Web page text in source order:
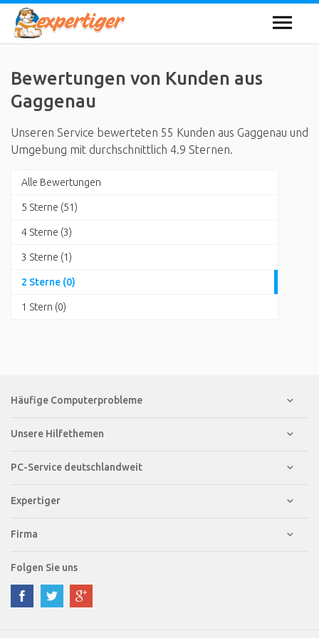
Bewertungen von Kunden aus
Gaggenau
Unseren Service bewerteten 55 Kunden aus Gaggenau und
Umgebung mit durchschnittlich 4.9 Sternen.
Alle Bewertungen
5 Sterne (51)
4 Sterne (3)
3 Sterne (1)
2 Sterne (0)
1 Stern (0)
Häufige Computerprobleme
Unsere Hilfethemen
PC-Service deutschlandweit
Expertiger
Firma
Folgen Sie uns